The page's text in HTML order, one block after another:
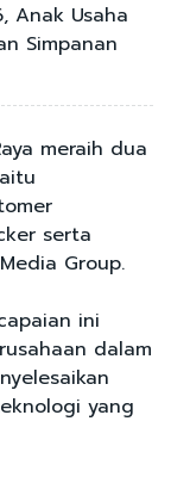
Anak Usaha
Simpanan
meraih dua
serta
Group.
ini
dalam
yang